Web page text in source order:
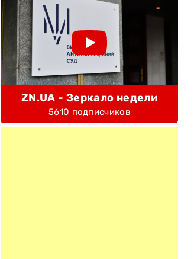
ZN.UA - Зеркало недели
5610 подписчиков